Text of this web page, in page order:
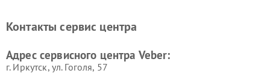
Контакты сервис центра
Адрес сервисного центра Veber:
г. Иркутск, ул. ​Гоголя, 57